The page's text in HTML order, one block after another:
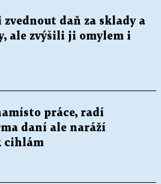
daň za sklady a
ale zvýšili ji omylem i
práce, radí
daní ale naráží
cihlám